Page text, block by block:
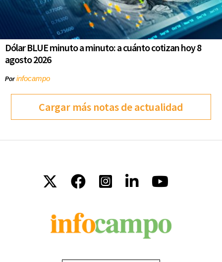
Dólar BLUE minuto a minuto: a cuánto cotizan hoy 8
agosto 2026
Porinfocampo
Cargar más notas de actualidad